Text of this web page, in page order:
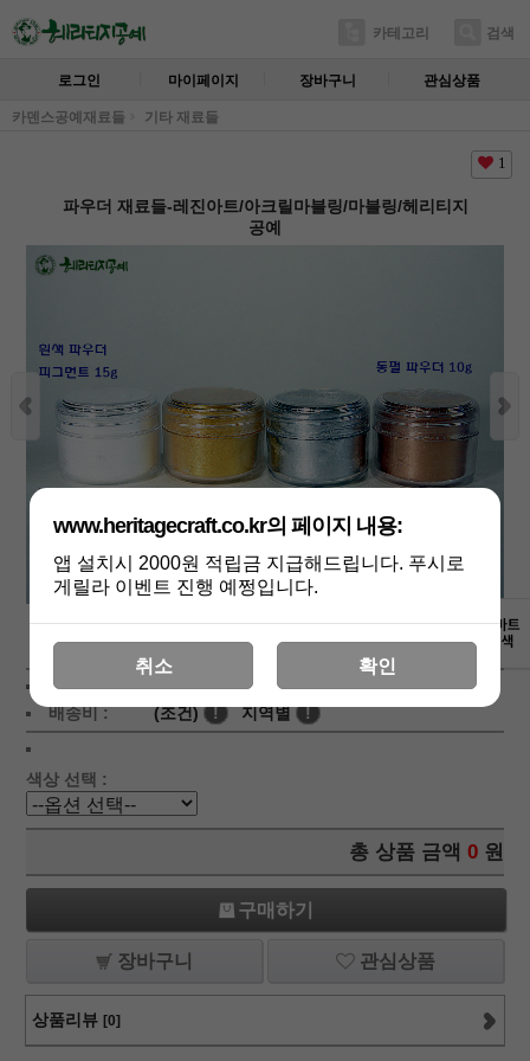
카테고리 검색
로그인 마이페이지 장바구니 관심상품
카덴스공예재료들 기타 재료들
1
파우더 재료들-레진아트/아크릴마블링/마블링/헤리티지
공예
상품가 : 2,500원
배송비 :
(조건) ! 지역별 !
색상 선택 :
총 상품 금액 0 원
구매하기
장바구니 관심상품
상품리뷰 [0]
www.heritagecraft.co.kr의 페이지 내용:
앱 설치시 2000원 적립금 지급해드립니다. 푸시로
게릴라 이벤트 진행 예쩡입니다.
취소 확인